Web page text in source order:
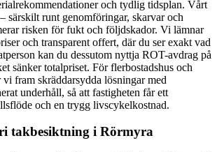
och tydlig tidsplan. Vårt
särskilt runt genomföringar, skarvar och
risken för fukt och följdskador. Vi lämnar
och transparent offert, där du ser exakt vad
kan du dessutom nyttja ROT-avdrag på
sänker totalpriset. För flerbostadshus och
fram skräddarsydda lösningar med
underhåll, så att fastigheten får ett
och en trygg livscykelkostnad.
takbesiktning i Rörmyra